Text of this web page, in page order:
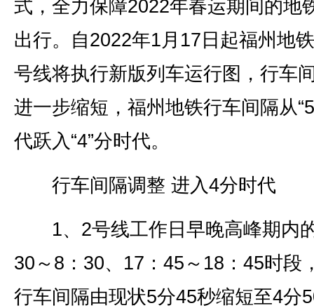
式，全力保障2022年春运期间的地
出行。自2022年1月17日起福州地
号线将执行新版列车运行图，行车
进一步缩短，福州地铁行车间隔从
代跃入“4”分时代。
行车间隔调整 进入4分时代
1、2号线工作日早晚高峰期内
30～8：30、17：45～18：45时段
行车间隔由现状5分45秒缩短至4分